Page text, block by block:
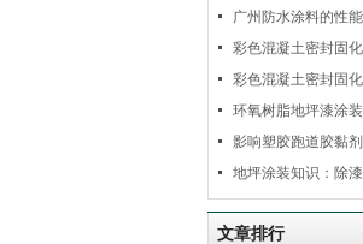
广州防水涂料的性
彩色混凝土密封固
彩色混凝土密封固
环氧树脂地坪漆涂
影响塑胶跑道胶黏
地坪涂装知识：除
文章排行